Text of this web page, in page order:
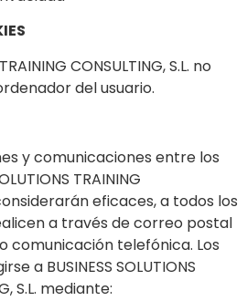
CONSULTING, S.L. no
del usuario.
y comunicaciones entre los
TRAINING
eficaces, a todos los
a través de correo postal
comunicación telefónica. Los
a BUSINESS SOLUTIONS
S.L. mediante: